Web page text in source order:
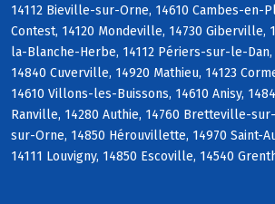
14112 Bieville-sur-Orne, 14610 Cambes-en-
Contest, 14120 Mondeville, 14730 Giberville,
la-Blanche-Herbe, 14112 Périers-sur-le-
14840 Cuverville, 14920 Mathieu, 14123
14610 Villons-les-Buissons, 14610 Anisy,
Ranville, 14280 Authie, 14760 Bretteville-
sur-Orne, 14850 Hérouvillette, 14970 Saint-
14111 Louvigny, 14850 Escoville, 14540